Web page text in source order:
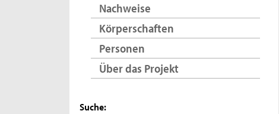
Nachweise
Körperschaften
Personen
Über das Projekt
Suche: